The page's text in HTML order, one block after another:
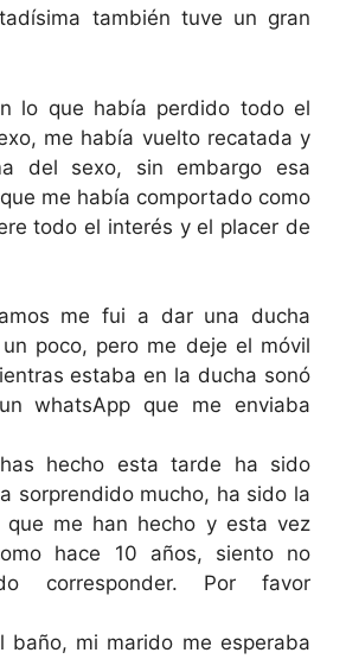
también tuve un gran
lo que había perdido todo el
me había vuelto recatada y
del sexo, sin embargo esa
me había comportado como
todo el interés y el placer de
me fui a dar una ducha
poco, pero me deje el móvil
estaba en la ducha sonó
whatsApp que me enviaba
hecho esta tarde ha sido
sorprendido mucho, ha sido la
que me han hecho y esta vez
hace 10 años, siento no
corresponder. Por favor
baño, mi marido me esperaba